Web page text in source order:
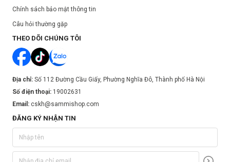
Chính sách bảo mật thông tin
Câu hỏi thường gặp
THEO DÕI CHÚNG TÔI
Địa chỉ: Số 112 Đường Cầu Giấy, Phường Nghĩa Đô, Thành phố Hà Nội
Số điện thoại: 19002631
Email: cskh@sammishop.com
ĐĂNG KÝ NHẬN TIN